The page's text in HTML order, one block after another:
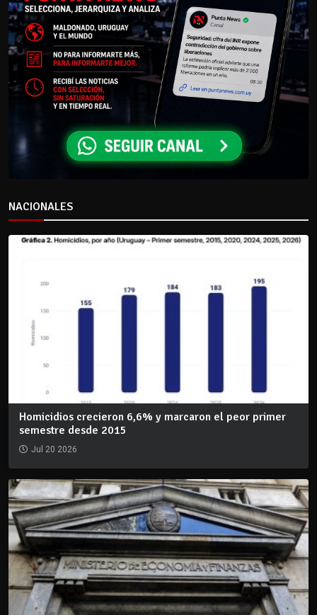
NACIONALES
Homicidios crecieron 6,6% y marcaron el peor primer
semestre desde 2015
Jul 20 2026